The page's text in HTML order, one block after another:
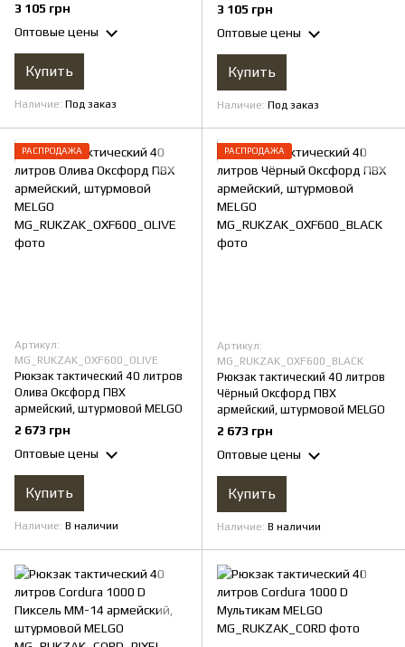
3 105 грн
Оптовые цены
Купить
Наличие Под заказ
3 105 грн
Оптовые цены
Купить
Наличие Под заказ
РАСПРОДАЖА
Артикул:
MG_RUKZAK_OXF600_OLIVE
Рюкзак тактический 40 литров
Олива Оксфорд ПВХ
армейский, штурмовой MELGO
2 673 грн
Оптовые цены
Купить
Наличие В наличии
РАСПРОДАЖА
Артикул:
MG_RUKZAK_OXF600_BLACK
Рюкзак тактический 40 литров
Чёрный Оксфорд ПВХ
армейский, штурмовой MELGO
2 673 грн
Оптовые цены
Купить
Наличие В наличии